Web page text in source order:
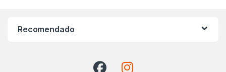
Recomendado